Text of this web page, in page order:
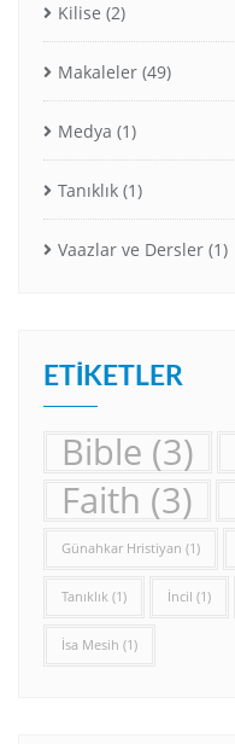
Kilise (2)
Makaleler (49)
Medya (1)
Tanıklık (1)
Vaazlar ve Dersler (1)
ETIKETLER
Bible (3)
Faith (3)
Günahkar Hristiyan (1)
Tanıklık (1) İncil (1)
İsa Mesih (1)